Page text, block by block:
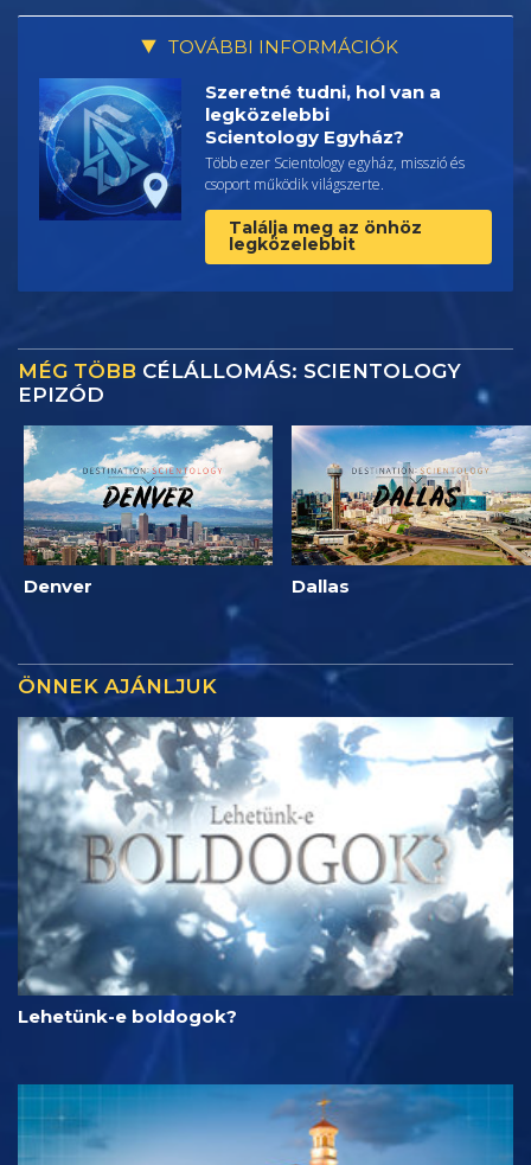
TOVÁBBI INFORMÁCIÓK
Szeretné tudni, hol van a
legközelebbi
Scientology Egyház?
Több ezer Scientology egyház, misszió és
csoport működik világszerte.
Találja meg az önhöz
legközelebbit
MÉG TÖBB CÉLÁLLOMÁS: SCIENTOLOGY
EPIZÓD
Denver Dallas
ÖNNEK AJÁNLJUK
Lehetünk-e boldogok?